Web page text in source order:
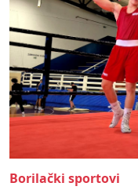
Borilački sportovi